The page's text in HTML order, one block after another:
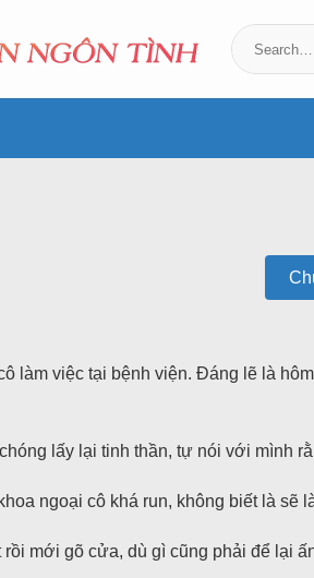
làm việc tại bệnh viện. Đáng lẽ là
lấy lại tinh thần, tự nói với mình
ngoại cô khá run, không biết là sẽ
mới gõ cửa, dù gì cũng phải để lại